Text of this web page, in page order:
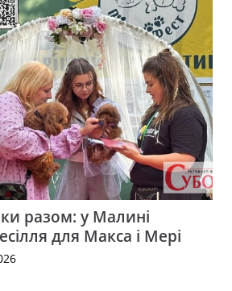
разом: у Малині
для Макса і Мері